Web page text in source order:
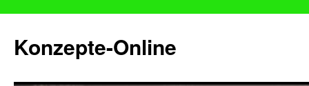
Konzepte-Online